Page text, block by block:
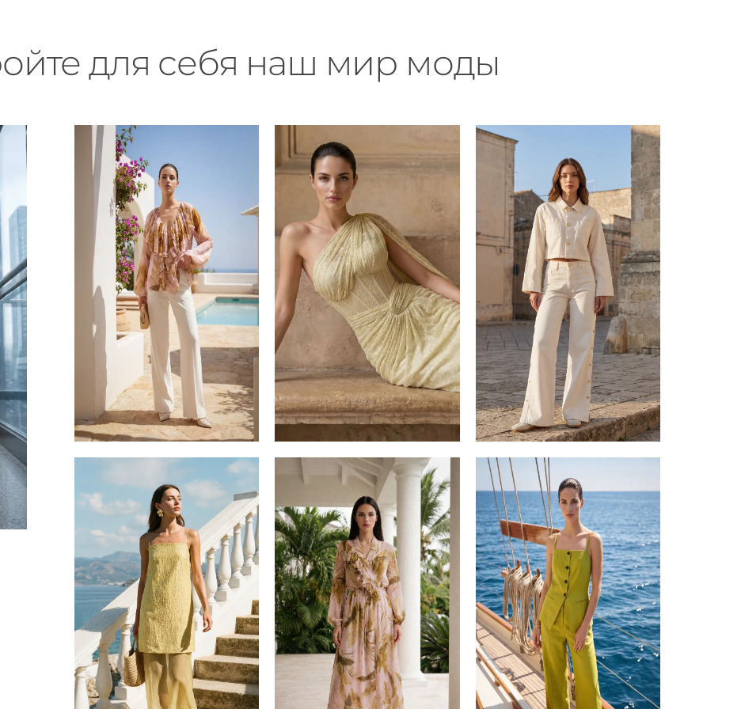
для себя наш мир моды